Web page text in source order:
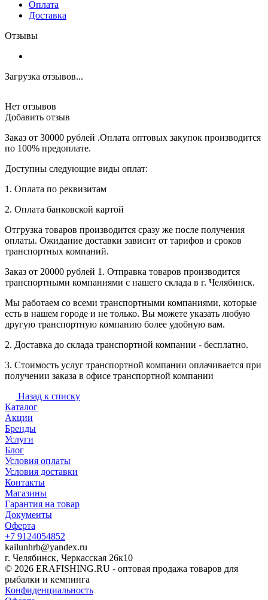
Оплата
Доставка
Отзывы
Загрузка отзывов...
Нет отзывов
Добавить отзыв
Заказ от 30000 рублей .Оплата оптовых закупок производится
по 100% предоплате.
Доступны следующие виды оплат:
1. Оплата по реквизитам
2. Оплата банковской картой
Отгрузка товаров производится сразу же после получения
оплаты. Ожидание доставки зависит от тарифов и сроков
транспортных компаний.
Заказ от 20000 рублей 1. Отправка товаров производится
транспортными компаниями с нашего склада в г. Челябинск.
Мы работаем со всеми транспортными компаниями, которые
есть в нашем городе и не только. Вы можете указать любую
другую транспортную компанию более удобную вам.
2. Доставка до склада транспортной компании - бесплатно.
3. Стоимость услуг транспортной компании оплачивается при
получении заказа в офисе транспортной компании
Назад к списку
Каталог
Акции
Бренды
Услуги
Блог
Условия оплаты
Условия доставки
Контакты
Магазины
Гарантия на товар
Документы
Оферта
+7 9124054852
kailunhrb@yandex.ru
г. Челябинск, Черкасская 26к10
© 2026 ERAFISHING.RU - оптовая продажа товаров для
рыбалки и кемпинга
Конфиденциальность